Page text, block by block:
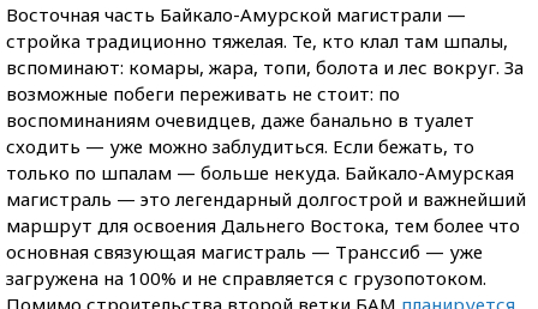
Восточная часть Байкало-Амурской магистрали —
стройка традиционно тяжелая. Те, кто клал там шпалы,
вспоминают: комары, жара, топи, болота и лес вокруг. За
возможные побеги переживать не стоит: по
воспоминаниям очевидцев, даже банально в туалет
сходить — уже можно заблудиться. Если бежать, то
только по шпалам — больше некуда. Байкало-Амурская
магистраль — это легендарный долгострой и важнейший
маршрут для освоения Дальнего Востока, тем более что
основная связующая магистраль — Транссиб — уже
загружена на 100% и не справляется с грузопотоком.
Помимо строительства второй ветки БАМ планируется